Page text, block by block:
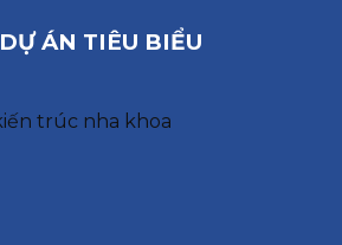
DỰ ÁN TIÊU BIỂU